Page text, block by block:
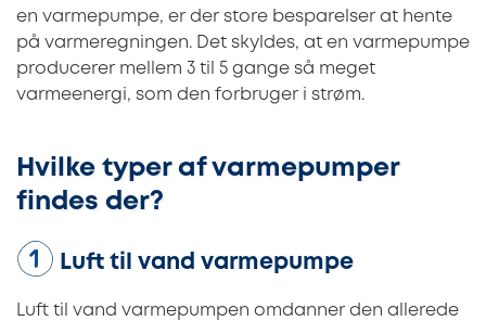
en varmepumpe, er der store besparelser at hente
på varmeregningen. Det skyldes, at en varmepumpe
producerer mellem 3 til 5 gange så meget
varmeenergi, som den forbruger i strøm.
Hvilke typer af varmepumper
findes der?
Luft til vand varmepumpe
Luft til vand varmepumpen omdanner den allerede